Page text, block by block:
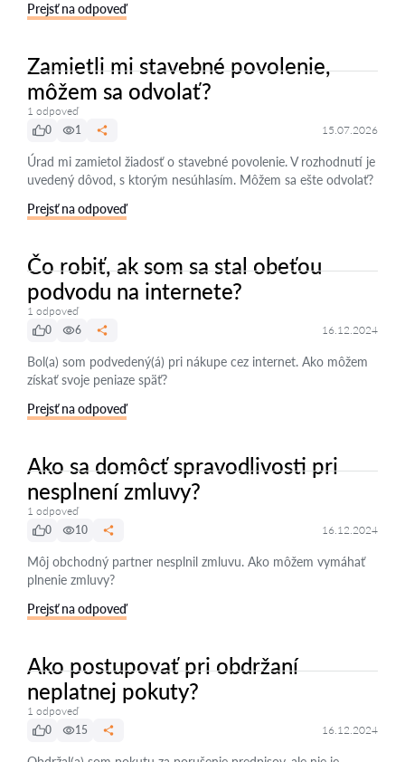
Prejsť na odpoveď
Zamietli mi stavebné povolenie,
môžem sa odvolať?
1 odpoveď
0
1 15.07.2026
Úrad mi zamietol žiadosť o stavebné povolenie. V rozhodnutí je
uvedený dôvod, s ktorým nesúhlasím. Môžem sa ešte odvolať?
Prejsť na odpoveď
Čo robiť, ak som sa stal obeťou
podvodu na internete?
1 odpoveď
0
6 16.12.2024
Bol(a) som podvedený(á) pri nákupe cez internet. Ako môžem
získať svoje peniaze späť?
Prejsť na odpoveď
Ako sa domôcť spravodlivosti pri
nesplnení zmluvy?
1 odpoveď
0
10 16.12.2024
Môj obchodný partner nesplnil zmluvu. Ako môžem vymáhať
plnenie zmluvy?
Prejsť na odpoveď
Ako postupovať pri obdržaní
neplatnej pokuty?
1 odpoveď
0
15 16.12.2024